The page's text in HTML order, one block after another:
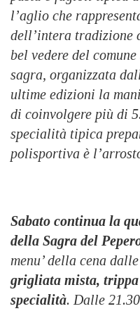
l’aglio che
dell’intera tradizione
bel vedere del
sagra, organizzata
ultime edizioni la
di coinvolgere più di
specialità tipica
polisportiva è
Sabato continua la
della Sagra del
menu’ della cena
grigliata mista,
specialità. Dalle